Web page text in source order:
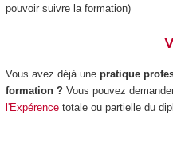
pouvoir suivre la formation)
Vous avez déjà unepratique
formation ?Vous pouvez
l'Expérencetotale ou partielle du